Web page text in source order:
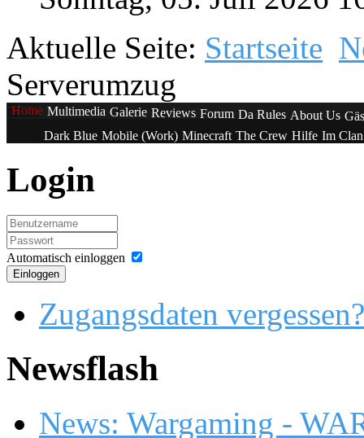
Aktuelle Seite: Startseite
Serverumzug
Home Multimedia Galerie Reviews Forum Da Rules About Us
Dark Blue Mobile (Work) Minecraft The Crew Hilfe Im
Login
Automatisch einloggen
Einloggen
Zugangsdaten vergessen?
Newsflash
News: Wargaming -